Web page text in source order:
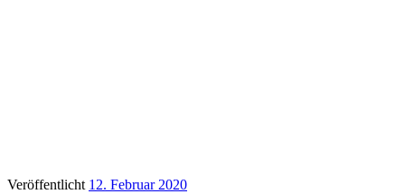
Veröffentlicht 12. Februar 2020